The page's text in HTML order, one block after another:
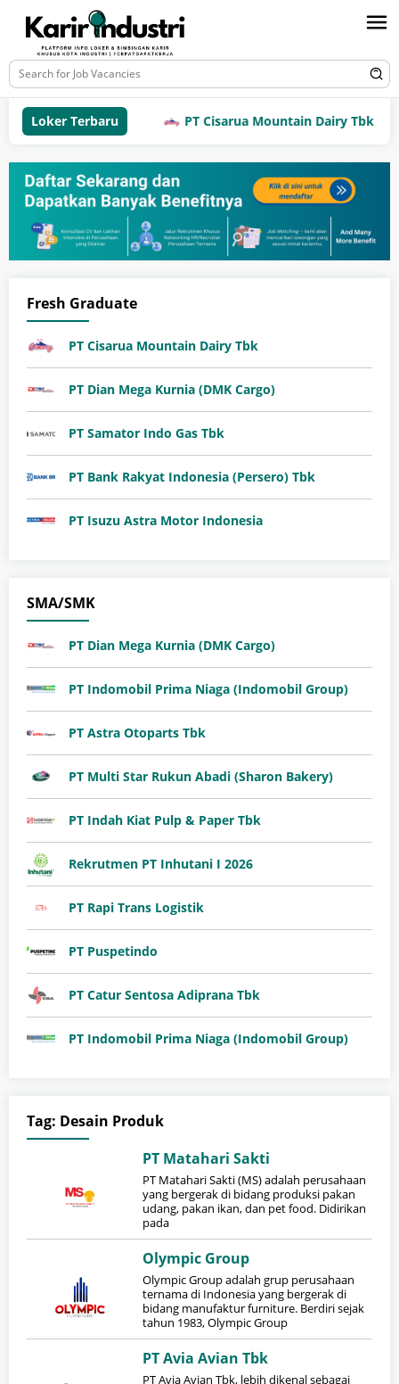
Loker Terbaru PT Cisarua Mountain Dairy Tbk
Fresh Graduate
PT Cisarua Mountain Dairy Tbk
PT Dian Mega Kurnia (DMK Cargo)
PT Samator Indo Gas Tbk
PT Bank Rakyat Indonesia (Persero) Tbk
PT Isuzu Astra Motor Indonesia
SMA/SMK
PT Dian Mega Kurnia (DMK Cargo)
PT Indomobil Prima Niaga (Indomobil Group)
PT Astra Otoparts Tbk
PT Multi Star Rukun Abadi (Sharon Bakery)
PT Indah Kiat Pulp & Paper Tbk
Rekrutmen PT Inhutani I 2026
PT Rapi Trans Logistik
PT Puspetindo
PT Catur Sentosa Adiprana Tbk
PT Indomobil Prima Niaga (Indomobil Group)
Tag: Desain Produk
PT Matahari Sakti
PT Matahari Sakti (MS) adalah perusahaan
yang bergerak di bidang produksi pakan
udang, pakan ikan, dan pet food. Didirikan
pada
Olympic Group
Olympic Group adalah grup perusahaan
ternama di Indonesia yang bergerak di
bidang manufaktur furniture. Berdiri sejak
tahun 1983, Olympic Group
PT Avia Avian Tbk
PT Avia Avian Tbk, lebih dikenal sebagai